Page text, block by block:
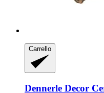
Carrello
Dennerle Decor